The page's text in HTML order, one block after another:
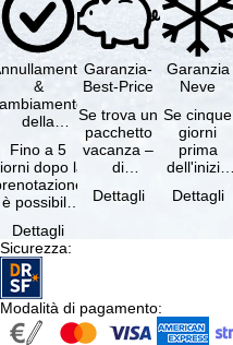
&
della
gratuiti
Fino a 5
dopo la
è possibile
il …
Dettagli
Garanzia-
Best-Price
Se trova un
pacchetto
vacanza –
di
e servizi
Dettagli
Garanzia
Neve
Se cinque
giorni
prima
dell'inizio
soggiorno
Dettagli
Sicurezza:
Modalità di pagamento: